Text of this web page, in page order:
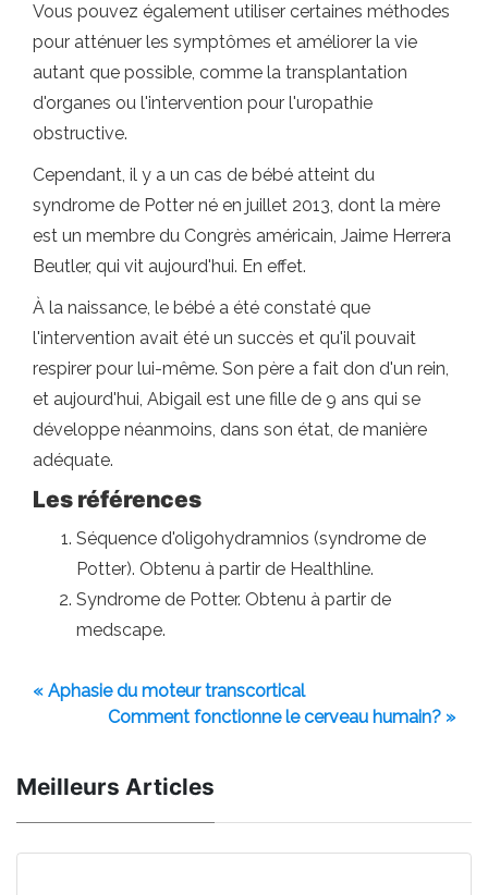
Vous pouvez également utiliser certaines méthodes
pour atténuer les symptômes et améliorer la vie
autant que possible, comme la transplantation
d'organes ou l'intervention pour l'uropathie
obstructive.
Cependant, il y a un cas de bébé atteint du
syndrome de Potter né en juillet 2013, dont la mère
est un membre du Congrès américain, Jaime Herrera
Beutler, qui vit aujourd'hui. En effet.
À la naissance, le bébé a été constaté que
l'intervention avait été un succès et qu'il pouvait
respirer pour lui-même. Son père a fait don d'un rein,
et aujourd'hui, Abigail est une fille de 9 ans qui se
développe néanmoins, dans son état, de manière
adéquate.
Les références
Séquence d'oligohydramnios (syndrome de
Potter). Obtenu à partir de Healthline.
Syndrome de Potter. Obtenu à partir de
medscape.
« Aphasie du moteur transcortical
Comment fonctionne le cerveau humain? »
Meilleurs Articles